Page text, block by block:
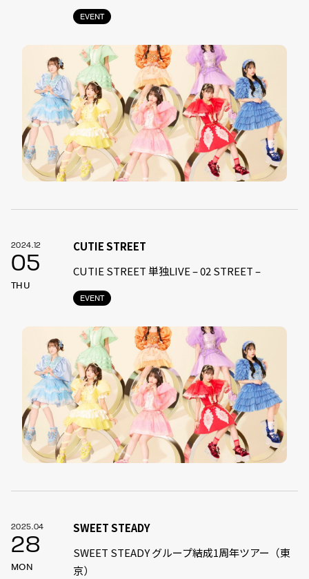
EVENT
2024.12
05
THU
EVENT
CUTIE STREET
CUTIE STREET 単独LIVE – 02 STREET –
2025.04
28
MON
SWEET STEADY
SWEET STEADY グループ結成1周年ツアー（東
京）